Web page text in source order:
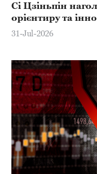
Сі Цзіньпін
орієнтиру та
31-Jul-2026